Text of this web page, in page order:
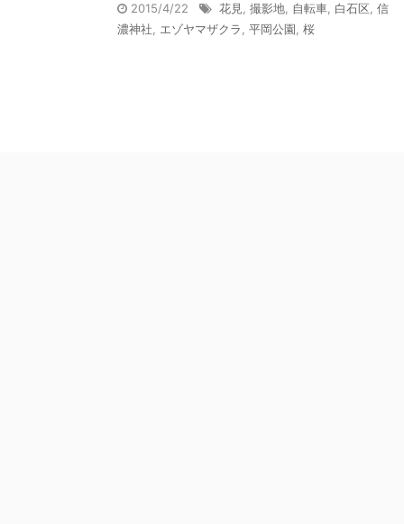
2015/4/22 花見, 撮影地, 自転車, 白石区, 信
濃神社, エゾヤマザクラ, 平岡公園, 桜